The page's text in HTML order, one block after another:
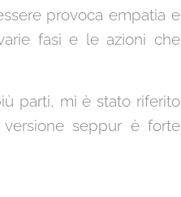
provoca empatia e
fasi e le azioni che
parti, mi è stato riferito
seppur è forte